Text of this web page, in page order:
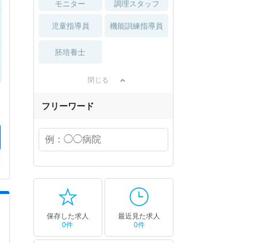
モニター
調理スタッフ
児童指導員 機能訓練指導員
胚培養士
閉じる
フリーワード
保存した求人
0件
最近見た求人
0件